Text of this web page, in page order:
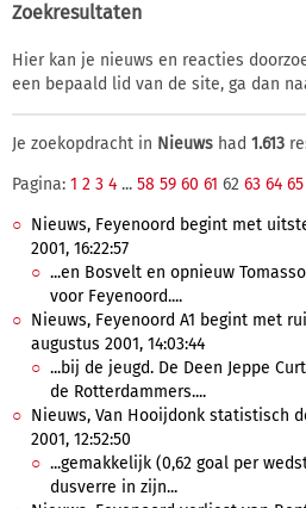
Zoekresultaten
Hier kan je nieuws en reacties
een bepaald lid van de site, ga dan
Je zoekopdracht in Nieuws had 1.613
Pagina: 1 2 3 4 ... 58 59 60 61 62 63 64 65
Nieuws, Feyenoord begint met
2001, 16:22:57
...en Bosvelt en opnieuw
voor Feyenoord....
Nieuws, Feyenoord A1 begint met
augustus 2001, 14:03:44
...bij de jeugd. De Deen Jeppe
de Rotterdammers....
Nieuws, Van Hooijdonk statistisch
2001, 12:52:50
...gemakkelijk (0,62 goal per
dusverre in zijn...